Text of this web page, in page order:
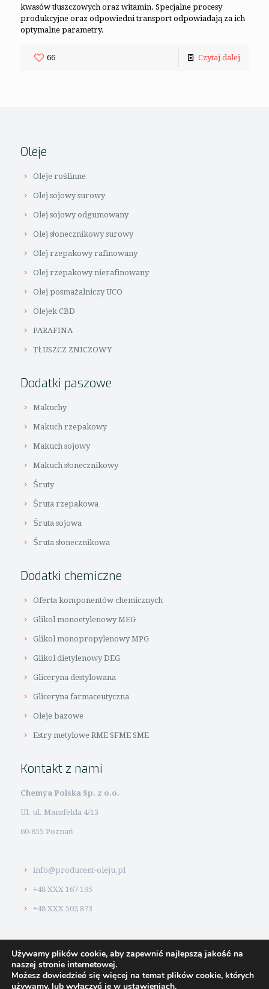
kwasów tłuszczowych oraz witamin. Specjalne procesy
produkcyjne oraz odpowiedni transport odpowiadają za ich
optymalne parametry.
66 Czytaj dalej
Oleje
Oleje roślinne
Olej sojowy surowy
Olej sojowy odgumowany
Olej słonecznikowy surowy
Olej rzepakowy rafinowany
Olej rzepakowy nierafinowany
Olej posmażalniczy UCO
Olejek CBD
PARAFINA
TŁUSZCZ ZNICZOWY
Dodatki paszowe
Makuchy
Makuch rzepakowy
Makuch sojowy
Makuch słonecznikowy
Śruty
Śruta rzepakowa
Śruta sojowa
Śruta słonecznikowa
Dodatki chemiczne
Oferta komponentów chemicznych
Glikol monoetylenowy MEG
Glikol monopropylenowy MPG
Glikol dietylenowy DEG
Gliceryna destylowana
Gliceryna farmaceutyczna
Oleje bazowe
Estry metylowe RME SFME SME
Kontakt z nami
Chemya Polska Sp. z o.o.
Ul. ul. Mansfelda 4/13
60-855 Poznań
info@producent-oleju.pl
+48 XXX 167 195
+48 XXX 502 873
© 2026 #1 Producent oleju. Strony www i pozycjonowanie:
Używamy plików cookie, aby zapewnić najlepszą jakość na
naszej stronie internetowej.
Możesz dowiedzieć się więcej na temat plików cookie, których
używamy, lub wyłączyć je w ustawieniach.